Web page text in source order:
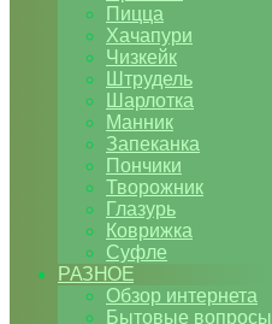
Пицца
Хачапури
Чизкейк
Штрудель
Шарлотка
Манник
Запеканка
Пончики
Творожник
Глазурь
Коврижка
Суфле
РАЗНОЕ
Обзор интернета
Бытовые вопросы